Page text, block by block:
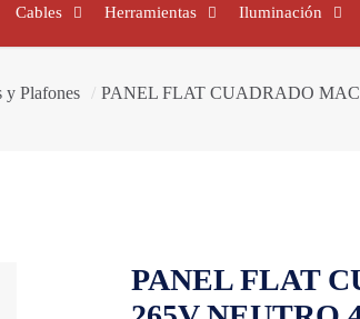
Cables Herramientas Iluminación
y Plafones / PANEL FLAT CUADRADO
PANEL FLAT